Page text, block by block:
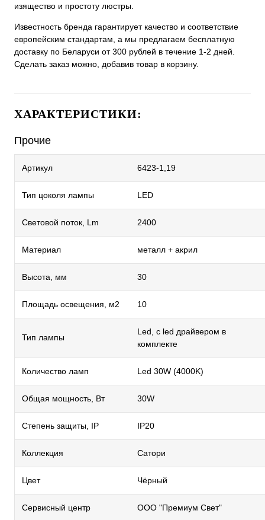
изящество и простоту люстры.
Известность бренда гарантирует качество и соответствие
европейским стандартам, а мы предлагаем бесплатную
доставку по Беларуси от 300 рублей в течение 1-2 дней.
Сделать заказ можно, добавив товар в корзину.
ХАРАКТЕРИСТИКИ:
Прочие
Артикул 6423-1,19
Тип цоколя лампы LED
Световой поток, Lm 2400
Материал металл + акрил
Высота, мм 30
Площадь освещения, м2 10
Тип лампы
Led, с led драйвером в
комплекте
Количество ламп Led 30W (4000K)
Общая мощность, Вт 30W
Степень защиты, IP IP20
Коллекция Сатори
Цвет Чёрный
Сервисный центр ООО "Премиум Свет"